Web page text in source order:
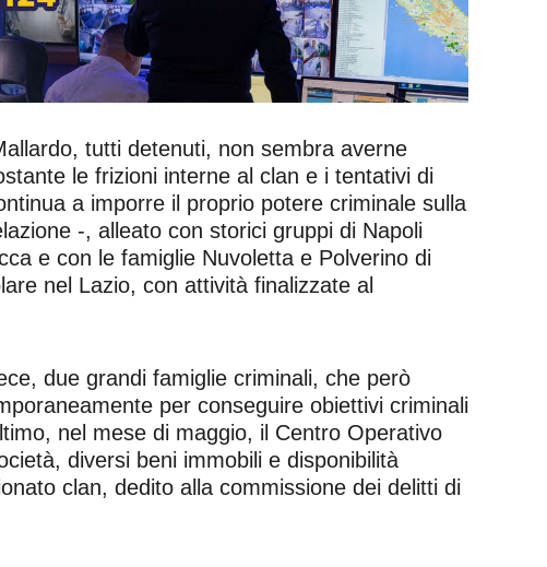
tutti detenuti, non sembra averne
le frizioni interne al clan e i tentativi di
a imporre il proprio potere criminale sulla
-, alleato con storici gruppi di Napoli
e con le famiglie Nuvoletta e Polverino di
nel Lazio, con attività finalizzate al
due grandi famiglie criminali, che però
per conseguire obiettivi criminali
nel mese di maggio, il Centro Operativo
diversi beni immobili e disponibilità
clan, dedito alla commissione dei delitti di